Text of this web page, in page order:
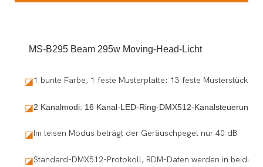
MS-B295 Beam 295w Moving-Head-Licht
◪1 bunte Farbe, 1 feste Musterplatte: 13 feste
◪2 Kanalmodi: 16 Kanal-LED-Ring-DMX512-
◪Im leisen Modus beträgt der Geräuschpegel nur 40 dB
◪Standard-DMX512-Protokoll, RDM-Daten werden in beide